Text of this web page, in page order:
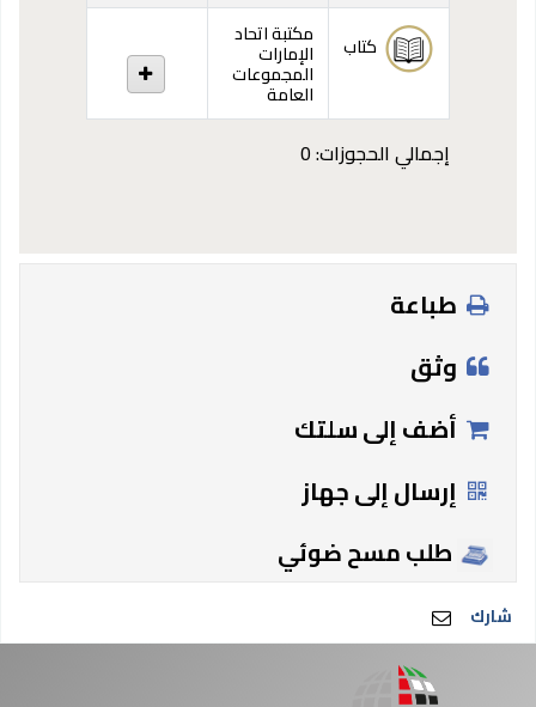
كتاب
مكتبة اتحاد
الإمارات
المجموعات
العامة
إجمالي الحجوزات: 0
طباعة
وثق
أضف إلى سلتك
إرسال إلى جهاز
طلب مسح ضوئي
شارك